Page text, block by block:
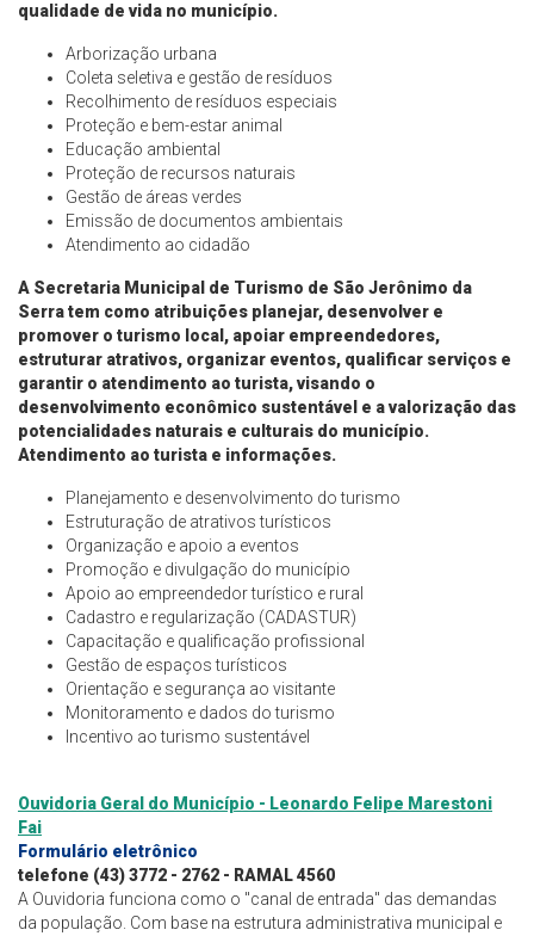
qualidade de vida no município.
Arborização urbana
Coleta seletiva e gestão de resíduos
Recolhimento de resíduos especiais
Proteção e bem-estar animal
Educação ambiental
Proteção de recursos naturais
Gestão de áreas verdes
Emissão de documentos ambientais
Atendimento ao cidadão
A Secretaria Municipal de Turismo de São Jerônimo da
Serra tem como atribuições planejar, desenvolver e
promover o turismo local, apoiar empreendedores,
estruturar atrativos, organizar eventos, qualificar serviços e
garantir o atendimento ao turista, visando o
desenvolvimento econômico sustentável e a valorização das
potencialidades naturais e culturais do município.
Atendimento ao turista e informações.
Planejamento e desenvolvimento do turismo
Estruturação de atrativos turísticos
Organização e apoio a eventos
Promoção e divulgação do município
Apoio ao empreendedor turístico e rural
Cadastro e regularização (CADASTUR)
Capacitação e qualificação profissional
Gestão de espaços turísticos
Orientação e segurança ao visitante
Monitoramento e dados do turismo
Incentivo ao turismo sustentável
Ouvidoria Geral do Município - Leonardo Felipe Marestoni
Fai
Formulário eletrônico
telefone (43) 3772 - 2762 - RAMAL 4560
A Ouvidoria funciona como o "canal de entrada" das demandas
da população. Com base na estrutura administrativa municipal e